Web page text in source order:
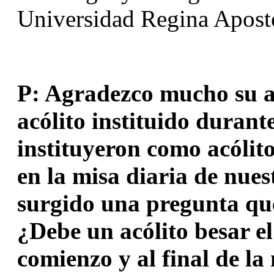
Universidad Regina
P: Agradezco mucho su
acólito instituido
instituyeron como
en la misa diaria de
surgido una pregunta
¿Debe un acólito besar
comienzo y al final de